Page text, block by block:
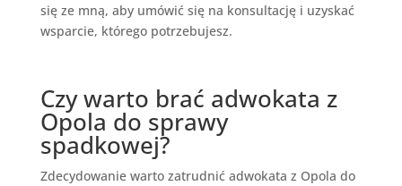
się ze mną, aby umówić się na konsultację i uzyskać
wsparcie, którego potrzebujesz.
Czy warto brać adwokata z
Opola do sprawy
spadkowej?
Zdecydowanie warto zatrudnić adwokata z Opola do